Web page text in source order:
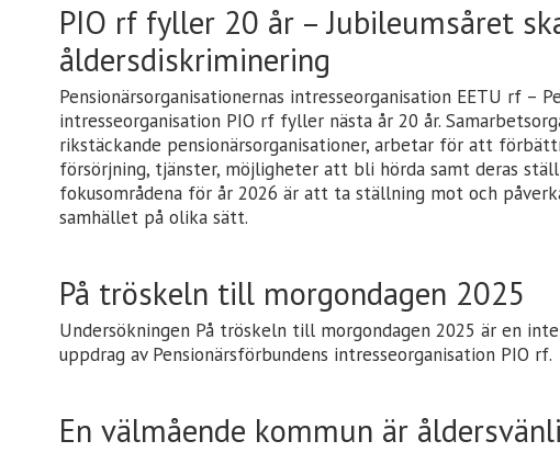
PIO rf fyller 20 år – Jubileumsåret
åldersdiskriminering
Pensionärsorganisationernas intresseorganisation EETU rf –
intresseorganisation PIO rf fyller nästa år 20 år.
rikstäckande pensionärsorganisationer, arbetar för att
försörjning, tjänster, möjligheter att bli hörda samt deras
fokusområdena för år 2026 är att ta ställning mot och
samhället på olika sätt.
På tröskeln till morgondagen 2025
Undersökningen På tröskeln till morgondagen 2025 är en
uppdrag av Pensionärsförbundens intresseorganisation PIO rf.
En välmående kommun är